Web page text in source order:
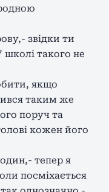
звідки ти
такого не
якщо
таким же
поруч та
кожен його
тепер я
посміхається